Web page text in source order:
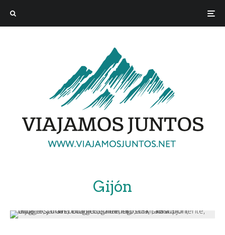
Gijón